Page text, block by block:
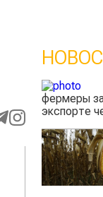
фермеры
экспорте